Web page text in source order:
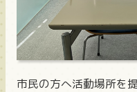
市民の方へ活動場所を